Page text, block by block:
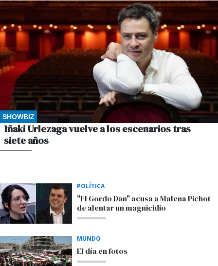
SHOWBIZ
Iñaki Urlezaga vuelve a los escenarios tras
siete años
POLÍTICA
"El Gordo Dan" acusa a Malena Pichot
de alentar un magnicidio
MUNDO
El día en fotos